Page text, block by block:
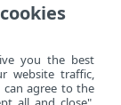
you the best
website traffic,
can agree to the